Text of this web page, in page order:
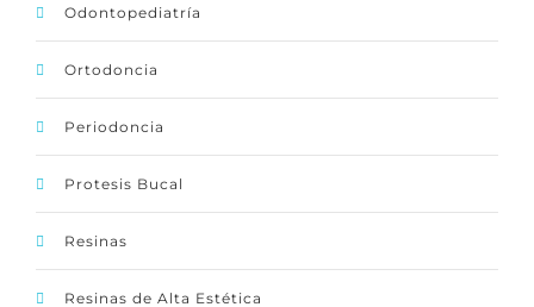
Odontopediatría
Ortodoncia
Periodoncia
Protesis Bucal
Resinas
Resinas de Alta Estética